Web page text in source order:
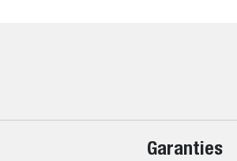
Garanties